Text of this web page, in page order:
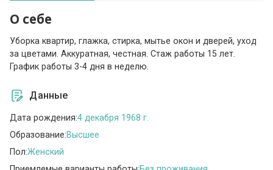
О себе
Уборка квартир, глажка, стирка, мытье окон и дверей, уход
за цветами. Аккуратная, честная. Стаж работы 15 лет.
График работы 3-4 дня в неделю.
Данные
Дата рождения:4 декабря 1968 г.
Образование:Высшее
Пол:Женский